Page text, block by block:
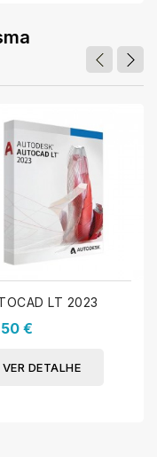
LT 2023
€
VER DETALHE